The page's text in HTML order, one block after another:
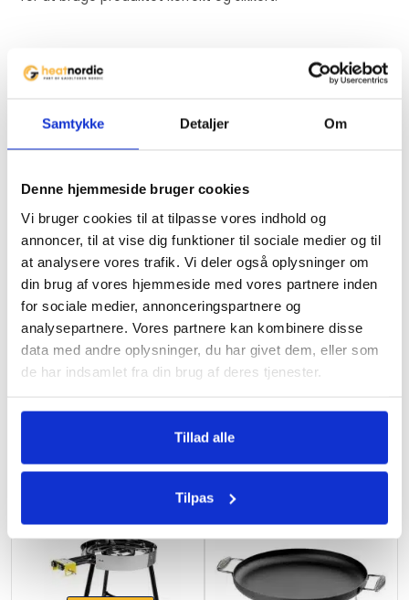
Samtykke Detaljer Om
Denne hjemmeside bruger cookies
Vi bruger cookies til at tilpasse vores indhold og
annoncer, til at vise dig funktioner til sociale medier og til
at analysere vores trafik. Vi deler også oplysninger om
din brug af vores hjemmeside med vores partnere inden
for sociale medier, annonceringspartnere og
analysepartnere. Vores partnere kan kombinere disse
data med andre oplysninger, du har givet dem, eller som
de har indsamlet fra din brug af deres tjenester.
Tillad alle
Tilpas
d
t
Relaterede varer
Gasbrænder Hällmark 60
cm
Hällmark Traktorpande 70
cm
959